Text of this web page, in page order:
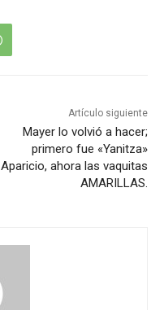
Artículo siguiente
Mayer lo volvió a hacer;
primero fue «Yanitza»
Aparicio, ahora las vaquitas
AMARILLAS.